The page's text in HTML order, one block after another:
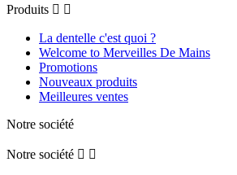
Produits  
La dentelle c'est quoi ?
Welcome to Merveilles De Mains
Promotions
Nouveaux produits
Meilleures ventes
Notre société
Notre société  